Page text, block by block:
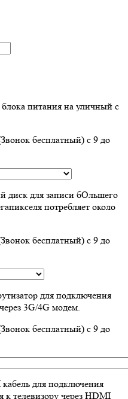
питания на уличный с
бесплатный) с 9 до
диск для записи бОльшего
потребляет около
бесплатный) с 9 до
для подключения
3G/4G модем.
бесплатный) с 9 до
для подключения
телевизору через HDMI